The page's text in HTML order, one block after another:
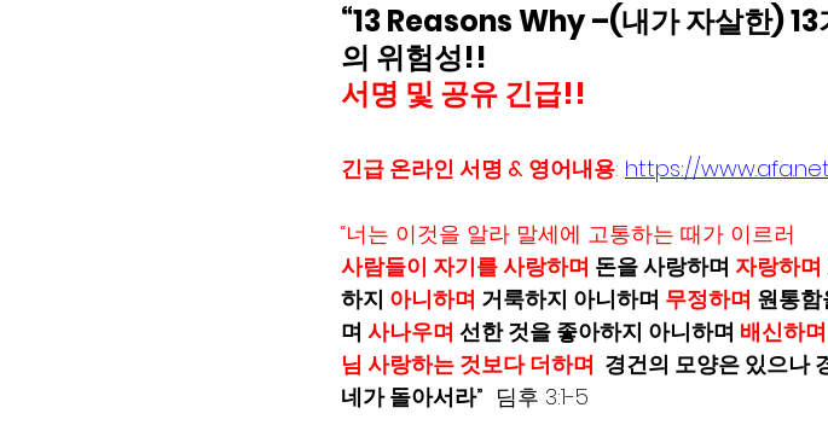
“13 Reasons Why –(내가 자살한)
의 위험성!!
서명 및 공유 긴급!!
긴급 온라인 서명 & 영어내용: https://
“너는 이것을 알라 말세에 고통하는 때가 이르러
사람들이 자기를 사랑하며 돈을 사랑하며 자랑하며
하지 아니하며 거룩하지 아니하며 무정하며 원통함
며 사나우며 선한 것을 좋아하지 아니하며 배신하며
님 사랑하는 것보다 더하며 경건의 모양은 있으나
네가 돌아서라” 딤후 3:1-5